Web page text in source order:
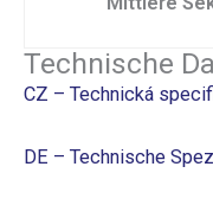
Technische
CZ – Technická
DE – Technische